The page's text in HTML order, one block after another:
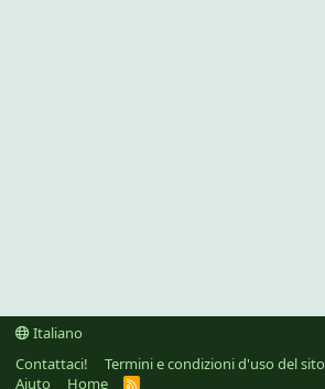
Italiano
Contattaci!
Termini e condizioni d'uso del sito
Aiuto
Home R